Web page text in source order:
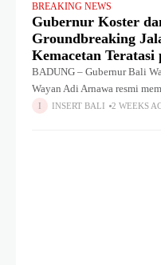
BREAKING NEWS
Gubernur Koster
Groundbreaking
Kemacetan Teratasi
BADUNG – Gubernur Bali
Wayan Adi Arnawa resmi
Selatan (JLS) dan Shortcut
INSERT BALI 2 WEEKS